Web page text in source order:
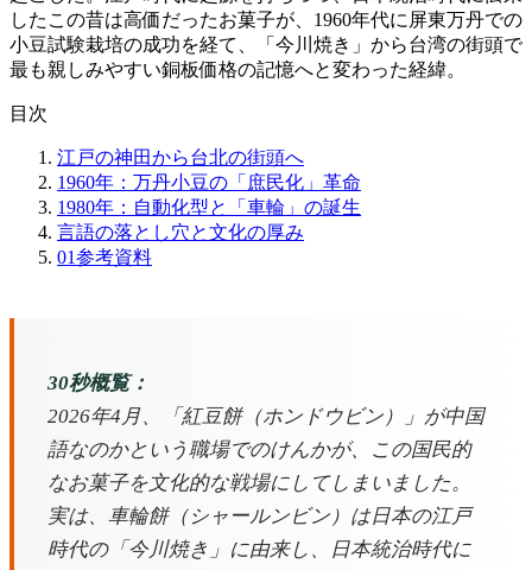
したこの昔は高価だったお菓子が、1960年代に屏東万丹での
小豆試験栽培の成功を経て、「今川焼き」から台湾の街頭で
最も親しみやすい銅板価格の記憶へと変わった経緯。
目次
江戸の神田から台北の街頭へ
1960年：万丹小豆の「庶民化」革命
1980年：自動化型と「車輪」の誕生
言語の落とし穴と文化の厚み
01参考資料
30秒概覧：
2026年4月、「紅豆餅（ホンドウビン）」が中国
語なのかという職場でのけんかが、この国民的
なお菓子を文化的な戦場にしてしまいました。
実は、車輪餅（シャールンビン）は日本の江戸
時代の「今川焼き」に由来し、日本統治時代に